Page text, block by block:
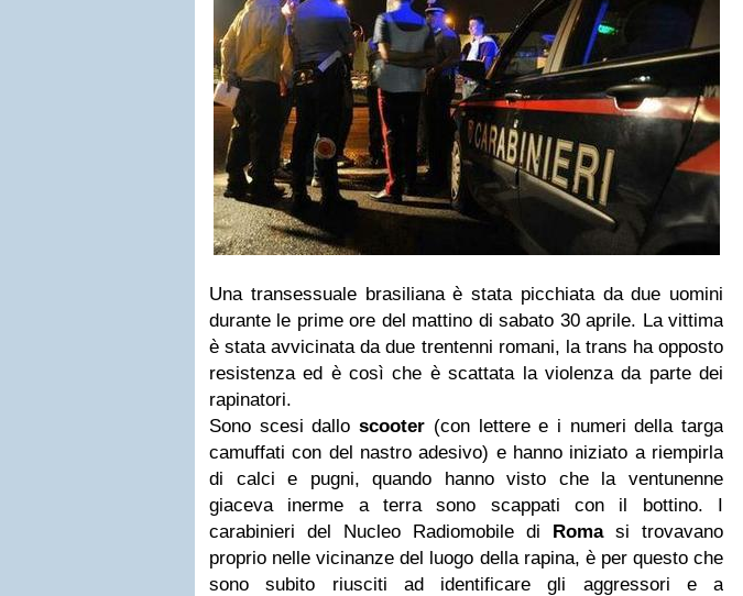
Una transessuale brasiliana è stata picchiata da due uomini
durante le prime ore del mattino di sabato 30 aprile. La vittima
è stata avvicinata da due trentenni romani, la trans ha opposto
resistenza ed è così che è scattata la violenza da parte dei
rapinatori.
Sono scesi dalloscooter (con lettere e i numeri della targa
camuffati con del nastro adesivo) e hanno iniziato a riempirla
di calci e pugni, quando hanno visto che la ventunenne
giaceva inerme a terra sono scappati con il bottino. I
carabinieri del Nucleo Radiomobile di Romasi trovavano
proprio nelle vicinanze del luogo della rapina, è per questo che
sono subito riusciti ad identificare gli aggressori e a